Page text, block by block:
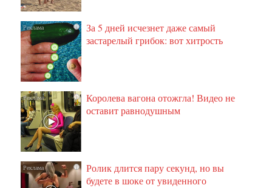
i
За 5 дней исчезнет даже самый
застарелый грибок: вот хитрость
i
Королева вагона отожгла! Видео не
оставит равнодушным
i
Ролик длится пару секунд, но вы
будете в шоке от увиденного